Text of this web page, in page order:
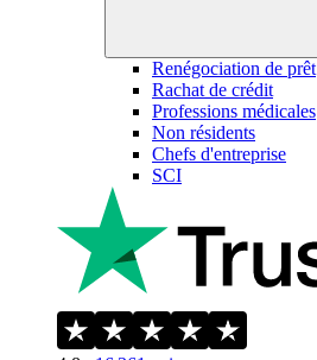
Renégociation de prêt
Rachat de crédit
Professions médicales
Non résidents
Chefs d'entreprise
SCI